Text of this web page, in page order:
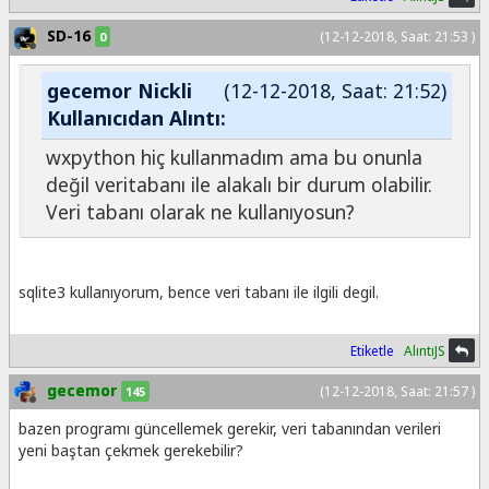
(12-12-2018, Saat: 21:53 )
SD-16 0
(12-12-2018, Saat: 21:52)
gecemor Nickli
Kullanıcıdan Alıntı:
wxpython hiç kullanmadım ama bu onunla
değil veritabanı ile alakalı bir durum olabilir.
Veri tabanı olarak ne kullanıyosun?
sqlite3 kullanıyorum, bence veri tabanı ile ilgili degil.
Etiketle AlıntıJS
(12-12-2018, Saat: 21:57 )
gecemor 145
bazen programı güncellemek gerekir, veri tabanından verileri
yeni baştan çekmek gerekebilir?